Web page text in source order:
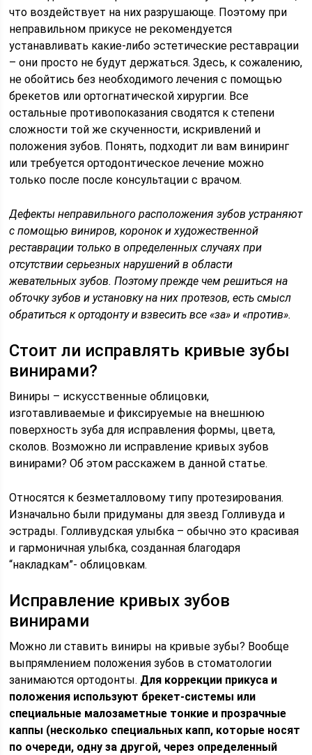
что воздействует на них разрушающе. Поэтому при
неправильном прикусе не рекомендуется
устанавливать какие-либо эстетические реставрации
– они просто не будут держаться. Здесь, к сожалению,
не обойтись без необходимого лечения с помощью
брекетов или ортогнатической хирургии. Все
остальные противопоказания сводятся к степени
сложности той же скученности, искривлений и
положения зубов. Понять, подходит ли вам виниринг
или требуется ортодонтическое лечение можно
только после после консультации с врачом.
Дефекты неправильного расположения зубов устраняют
с помощью виниров, коронок и художественной
реставрации только в определенных случаях при
отсутствии серьезных нарушений в области
жевательных зубов. Поэтому прежде чем решиться на
обточку зубов и установку на них протезов, есть смысл
обратиться к ортодонту и взвесить все «за» и «против».
Стоит ли исправлять кривые зубы
винирами?
Виниры – искусственные облицовки,
изготавливаемые и фиксируемые на внешнюю
поверхность зуба для исправления формы, цвета,
сколов. Возможно ли исправление кривых зубов
винирами? Об этом расскажем в данной статье.
Относятся к безметалловому типу протезирования.
Изначально были придуманы для звезд Голливуда и
эстрады. Голливудская улыбка – обычно это красивая
и гармоничная улыбка, созданная благодаря
“накладкам”- облицовкам.
Исправление кривых зубов
винирами
Можно ли ставить виниры на кривые зубы? Вообще
выпрямлением положения зубов в стоматологии
занимаются ортодонты. Для коррекции прикуса и
положения используют брекет-системы или
специальные малозаметные тонкие и прозрачные
каппы (несколько специальных капп, которые носят
по очереди, одну за другой, через определенный